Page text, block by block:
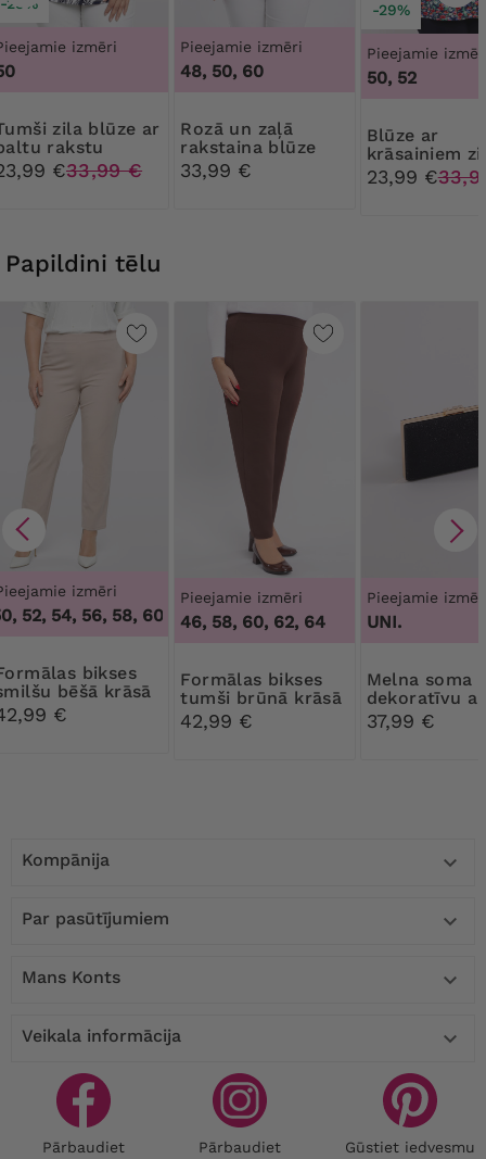
izmēri
ar
rakstu
€33,99 €
Pieejamie izmēri
48, 50, 60
Rozā un zaļā
rakstaina blūze
33,99 €
-29%
Pieejamie
50, 52
Blūze ar
krāsainiem
23,99 €
Papildini tēlu
izmēri
52, 54, 56, 58, 60, 62, 64,46, 48, 50, 52, 54, 56, 58, 60,
bēšā krāsā
€
Pieejamie izmēri
46, 58, 60, 62, 64
Formālas bikses
tumši brūnā krāsā
42,99 €
Pieejamie
UNI.
Melna soma ar
dekoratīvu
37,99 €
Kompānija 
Par pasūtījumiem 
Mans Konts 
Veikala informācija 
Pārbaudiet Pārbaudiet Gūstiet iedvesmu